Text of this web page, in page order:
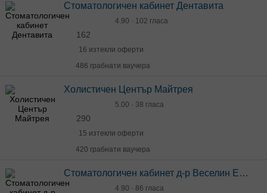
Стоматологичен кабинет Дентавита
4.90 · 102 гласа
162
16 изтекли оферти
486 грабнати ваучера
Холистичен Център Майтрея
5.00 · 38 гласа
290
15 изтекли оферти
420 грабнати ваучера
Стоматологичен кабинет д-р Веселин Енев
4.90 · 86 гласа